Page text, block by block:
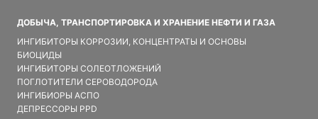
ДОБЫЧА, ТРАНСПОРТИРОВКА И ХРАНЕНИЕ НЕФТИ И ГАЗА
ИНГИБИТОРЫ КОРРОЗИИ, КОНЦЕНТРАТЫ И ОСНОВЫ
БИОЦИДЫ
ИНГИБИТОРЫ СОЛЕОТЛОЖЕНИЙ
ПОГЛОТИТЕЛИ СЕРОВОДОРОДА
ИНГИБИОРЫ АСПО
ДЕПРЕССОРЫ PPD